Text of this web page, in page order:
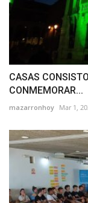
CASAS
CONMEMORAR...
mazarronhoy Mar 1,